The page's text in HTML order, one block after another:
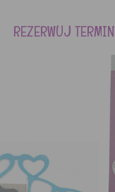
REZERWUJ TERMIN